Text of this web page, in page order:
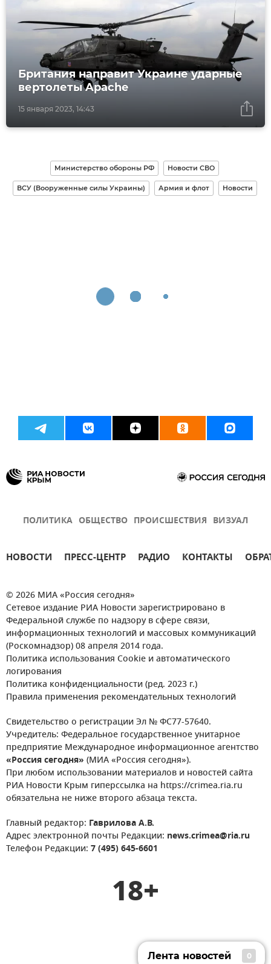
15 января 2023, 14:43
Британия направит Украине ударные
вертолеты Apache
Министерство обороны РФ Новости СВО
ВСУ (Вооруженные силы Украины) Армия и флот Новости
ПОЛИТИКА ОБЩЕСТВО ПРОИСШЕСТВИЯ ВИЗУАЛ
НОВОСТИ ПРЕСС-ЦЕНТР РАДИО КОНТАКТЫ
© 2026 МИА «Россия сегодня»
Сетевое издание РИА Новости зарегистрировано в
Федеральной службе по надзору в сфере связи,
информационных технологий и массовых коммуникаций
(Роскомнадзор) 08 апреля 2014 года.
Политика использования Cookie и автоматического
логирования
Политика конфиденциальности (ред. 2023 г.)
Правила применения рекомендательных технологий
Свидетельство о регистрации Эл № ФС77-57640.
Учредитель: Федеральное государственное унитарное
предприятие Международное информационное агентство
«Россия сегодня» (МИА «Россия сегодня»).
При любом использовании материалов и новостей сайта
РИА Новости Крым гиперссылка на https://crimea.ria.ru
обязательна не ниже второго абзаца текста.
Главный редактор: Гаврилова А.В.
Адрес электронной почты Редакции: news.crimea@ria.ru
Телефон Редакции: 7 (495) 645-6601
18+
Лента новостей 0